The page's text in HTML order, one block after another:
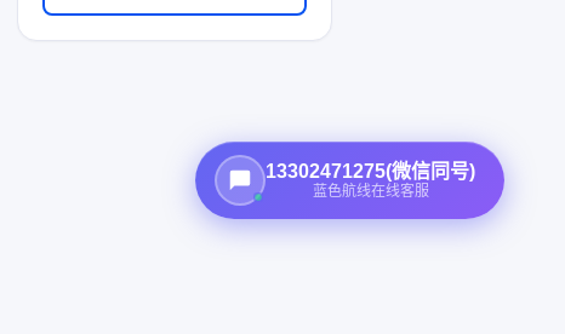
13302471275(微信同号)
蓝色航线在线客服